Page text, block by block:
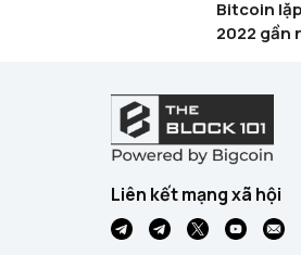
Bitcoin
2022 gần
Liên kết mạng xã hội